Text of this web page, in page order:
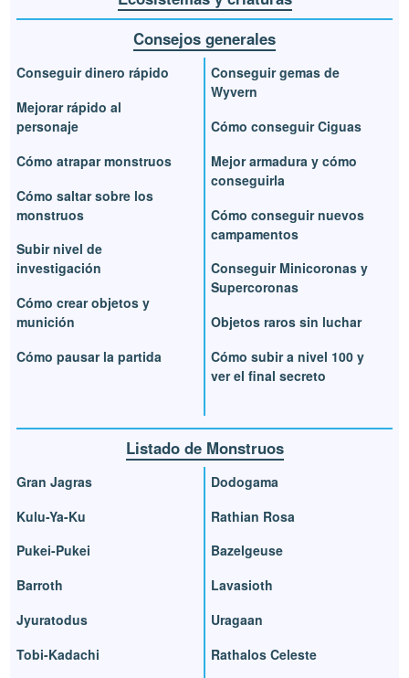
Consejos generales
Conseguir dinero rápido
Mejorar rápido al
personaje
Cómo atrapar monstruos
Cómo saltar sobre los
monstruos
Subir nivel de
investigación
Cómo crear objetos y
munición
Cómo pausar la partida
Conseguir gemas de
Wyvern
Cómo conseguir Ciguas
Mejor armadura y cómo
conseguirla
Cómo conseguir nuevos
campamentos
Conseguir Minicoronas y
Supercoronas
Objetos raros sin luchar
Cómo subir a nivel 100 y
ver el final secreto
Listado de Monstruos
Gran Jagras
Kulu-Ya-Ku
Pukei-Pukei
Barroth
Jyuratodus
Tobi-Kadachi
Dodogama
Rathian Rosa
Bazelgeuse
Lavasioth
Uragaan
Rathalos Celeste